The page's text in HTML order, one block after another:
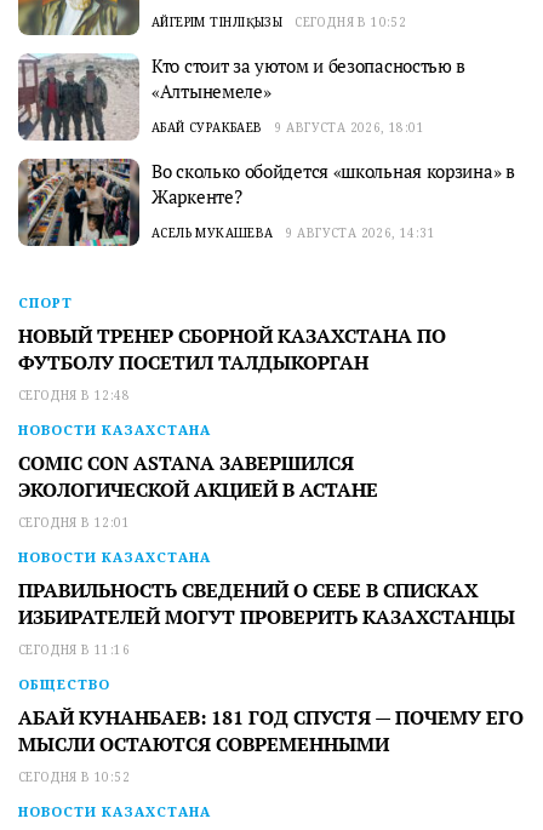
АЙГЕРІМ ТІНӘЛІҚЫЗЫ СЕГОДНЯ В 10:52
Кто стоит за уютом и безопасностью в
«Алтынемеле»
АБАЙ СУРАКБАЕВ 9 АВГУСТА 2026, 18:01
Во сколько обойдется «школьная корзина» в
Жаркенте?
АСЕЛЬ МУКАШЕВА 9 АВГУСТА 2026, 14:31
СПОРТ
НОВЫЙ ТРЕНЕР СБОРНОЙ КАЗАХСТАНА ПО
ФУТБОЛУ ПОСЕТИЛ ТАЛДЫКОРГАН
СЕГОДНЯ В 12:48
НОВОСТИ КАЗАХСТАНА
COMIC CON ASTANA ЗАВЕРШИЛСЯ
ЭКОЛОГИЧЕСКОЙ АКЦИЕЙ В АСТАНЕ
СЕГОДНЯ В 12:01
НОВОСТИ КАЗАХСТАНА
ПРАВИЛЬНОСТЬ СВЕДЕНИЙ О СЕБЕ В СПИСКАХ
ИЗБИРАТЕЛЕЙ МОГУТ ПРОВЕРИТЬ КАЗАХСТАНЦЫ
СЕГОДНЯ В 11:16
ОБЩЕСТВО
АБАЙ КУНАНБАЕВ: 181 ГОД СПУСТЯ — ПОЧЕМУ ЕГО
МЫСЛИ ОСТАЮТСЯ СОВРЕМЕННЫМИ
СЕГОДНЯ В 10:52
НОВОСТИ КАЗАХСТАНА